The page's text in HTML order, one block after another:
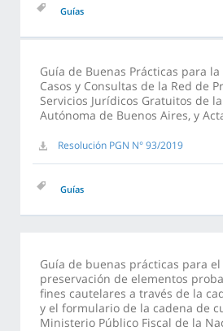
Guías
Guía de Buenas Prácticas para
Casos y Consultas de la Red de
Servicios Jurídicos Gratuitos de
Autónoma de Buenos Aires, y
Resolución PGN N° 93/2019
Guías
Guía de buenas prácticas para
preservación de elementos
fines cautelares a través de la
y el formulario de la cadena de
Ministerio Público Fiscal de la